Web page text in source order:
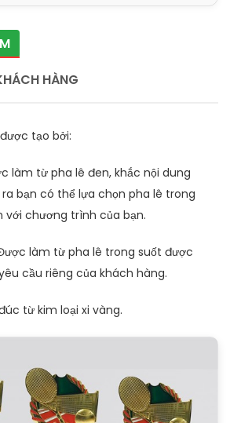
HÀNG
được tạo bởi:
làm từ pha lê đen, khắc nội dung
bạn có thể lựa chọn pha lê trong
với chương trình của bạn.
làm từ pha lê trong suốt được
cầu riêng của khách hàng.
từ kim loại xi vàng.